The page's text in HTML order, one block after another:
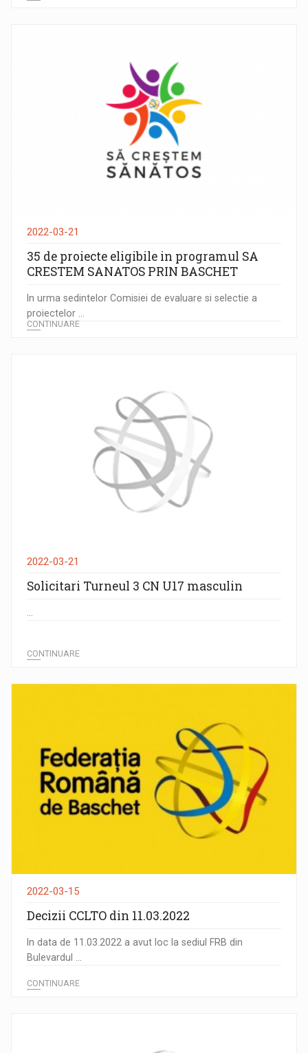
2022-03-21
35 de proiecte eligibile in programul SA
CRESTEM SANATOS PRIN BASCHET
In urma sedintelor Comisiei de evaluare si selectie a
proiectelor ...
CONTINUARE
2022-03-21
Solicitari Turneul 3 CN U17 masculin
CONTINUARE
2022-03-15
Decizii CCLTO din 11.03.2022
In data de 11.03.2022 a avut loc la sediul FRB din
Bulevardul ...
CONTINUARE